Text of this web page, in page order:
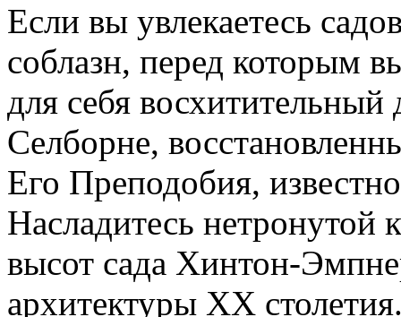
Если вы увлекаетесь
соблазн, перед которым
для себя
Селборне,
Его Преподобия,
Насладитесь
высот сада Хинтон-
архитектуры XX